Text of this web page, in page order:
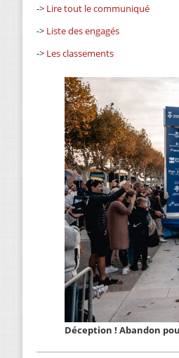
-> Lire tout le communiqué
-> Liste des engagés
-> Les classements
Déception ! Abandon